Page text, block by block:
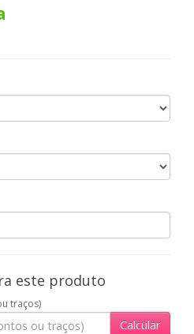
este produto
traços)
Calcular